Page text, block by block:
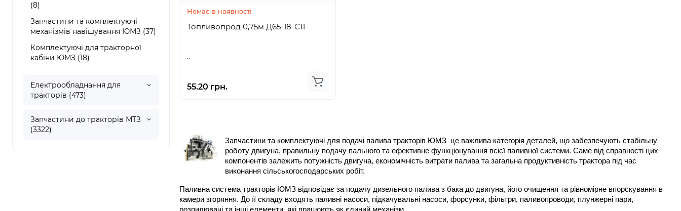
(8)
Запчастини та комплектуючі
механізмів навішування ЮМЗ (37)
Комплектуючі для тракторної
кабіни ЮМЗ (18)
Електрообладнання для
тракторів (473)
Запчастини до тракторів МТЗ
(3322)
Немає в наявності
Топливопрод 0,75м Д65-18-С11
..
55.20 грн.
Запчастини та комплектуючі для подачі палива тракторів ЮМЗ  це важлива категорія деталей, що забезпечують стабільну
роботу двигуна, правильну подачу пального та ефективне функціонування всієї паливної системи. Саме від справності цих
компонентів залежить потужність двигуна, економічність витрати палива та загальна продуктивність трактора під час
виконання сільськогосподарських робіт.
Паливна система тракторів ЮМЗ відповідає за подачу дизельного палива з бака до двигуна, його очищення та рівномірне впорскування в
камери згоряння. До її складу входять паливні насоси, підкачувальні насоси, форсунки, фільтри, паливопроводи, плунжерні пари,